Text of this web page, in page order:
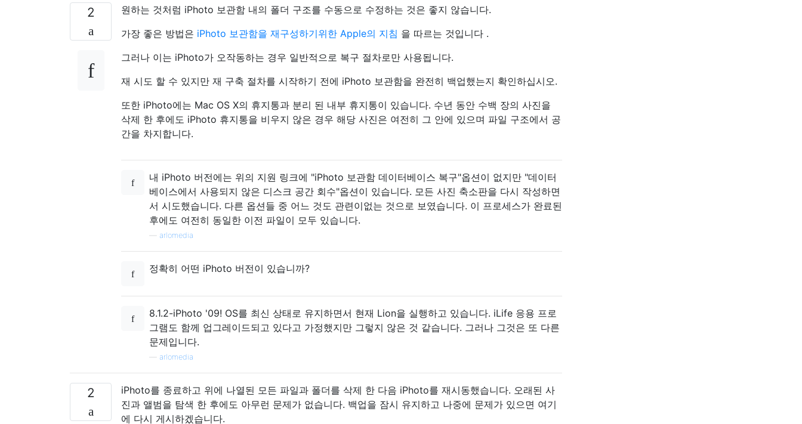
2
원하는 것처럼 iPhoto 보관함 내의 폴더 구조를 수동으로 수정하는 것은 좋지 않습니다.
가장 좋은 방법은 iPhoto 보관함을 재구성하기위한 Apple의 지침 을 따르는 것입니다 .
그러나 이는 iPhoto가 오작동하는 경우 일반적으로 복구 절차로만 사용됩니다.
재 시도 할 수 있지만 재 구축 절차를 시작하기 전에 iPhoto 보관함을 완전히 백업했는지 확인하십시오.
또한 iPhoto에는 Mac OS X의 휴지통과 분리 된 내부 휴지통이 있습니다. 수년 동안 수백 장의 사진을
삭제 한 후에도 iPhoto 휴지통을 비우지 않은 경우 해당 사진은 여전히 ​​그 안에 있으며 파일 구조에서 공
간을 차지합니다.
내 iPhoto 버전에는 위의 지원 링크에 "iPhoto 보관함 데이터베이스 복구"옵션이 없지만 "데이터
베이스에서 사용되지 않은 디스크 공간 회수"옵션이 있습니다. 모든 사진 축소판을 다시 작성하면
서 시도했습니다. 다른 옵션들 중 어느 것도 관련이없는 것으로 보였습니다. 이 프로세스가 완료된
후에도 여전히 동일한 이전 파일이 모두 있습니다.
arlomedia
정확히 어떤 iPhoto 버전이 있습니까?
8.1.2-iPhoto '09! OS를 최신 상태로 유지하면서 현재 Lion을 실행하고 있습니다. iLife 응용 프로
그램도 함께 업그레이드되고 있다고 가정했지만 그렇지 않은 것 같습니다. 그러나 그것은 또 다른
문제입니다.
arlomedia
2
iPhoto를 종료하고 위에 나열된 모든 파일과 폴더를 삭제 한 다음 iPhoto를 재시동했습니다. 오래된 사
진과 앨범을 탐색 한 후에도 아무런 문제가 없습니다. 백업을 잠시 유지하고 나중에 문제가 있으면 여기
에 다시 게시하겠습니다.